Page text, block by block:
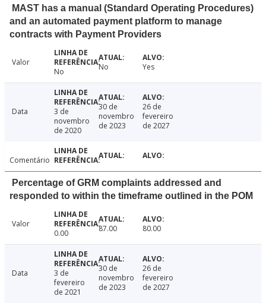
MAST has a manual (Standard Operating Procedures)
and an automated payment platform to manage
contracts with Payment Providers
Valor
No
No Yes
Data
3 de
novembro
de 2020
30 de
novembro
de 2023
26 de
fevereiro
de 2027
Comentário
Percentage of GRM complaints addressed and
responded to within the timeframe outlined in the POM
Valor
0.00
87.00 80.00
Data
3 de
fevereiro
de 2021
30 de
novembro
de 2023
26 de
fevereiro
de 2027